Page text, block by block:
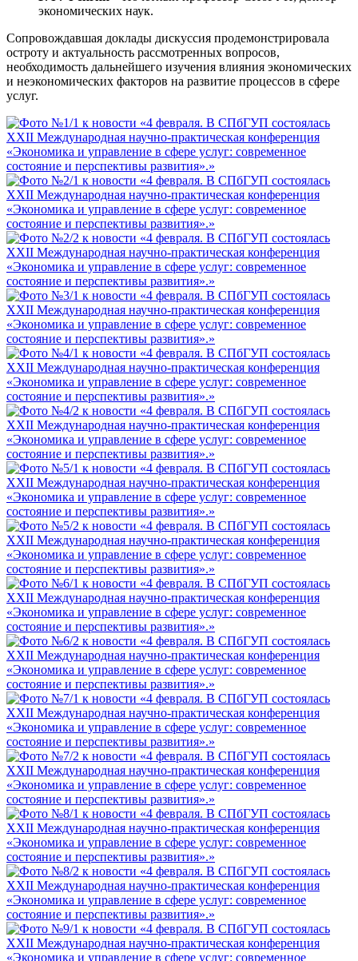
экономических наук.
Сопровождавшая доклады дискуссия продемонстрировала
остроту и актуальность рассмотренных вопросов,
необходимость дальнейшего изучения влияния экономических
и неэкономических факторов на развитие процессов в сфере
услуг.